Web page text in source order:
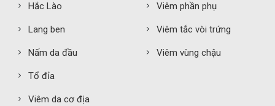
Hắc Lào
Lang ben
Nấm da đầu
Tổ đỉa
Viêm da cơ địa
Viêm phần phụ
Viêm tắc vòi trứng
Viêm vùng chậu